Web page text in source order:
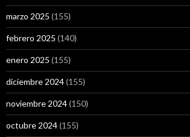
marzo 2025 (155)
febrero 2025 (140)
enero 2025 (155)
diciembre 2024(155)
noviembre 2024(150)
octubre 2024(155)